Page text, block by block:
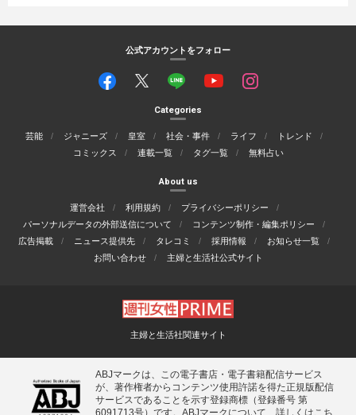
公式アカウントをフォロー
Categories
芸能 ジャニーズ 皇室 社会・事件 ライフ
トレンド
コミックス
連載一覧 タグ一覧 無料占い
About us
運営会社 利用規約
プライバシーポリシー
パーソナルデータの外部送信について
コンテンツ制作・編集ポリシー
広告掲載
ニュース提供先 タレコミ 採用情報
お知らせ一覧
お問い合わせ
主婦と生活社公式サイト
主婦と生活社関連サイト
ABJマークは、この電子書店・電子書籍配信サービス
が、著作権者からコンテンツ使用許諾を得た正規版配信
サービスであることを示す登録商標（登録番号 第
6091713号）です。ABJマークについて、詳しくはこち